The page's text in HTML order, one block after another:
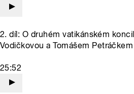
2. díl: O druhém vatikánském
Vodičkovou a Tomášem Petráčkem
25:52